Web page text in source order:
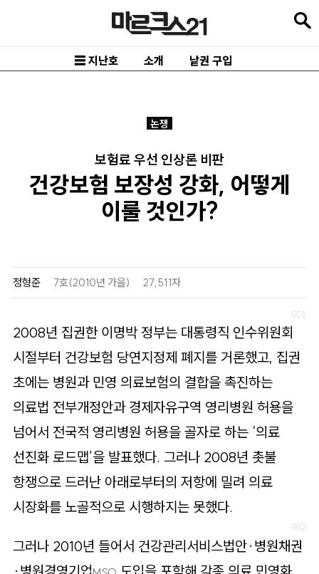
로
☰ 지난호 소개 낱권 구입
논쟁
보험료 우선 인상론 비판
건강보험 보장성 강화, 어떻게
이룰 것인가?
정형준 7호(2010년 가을) 27,511자
2008년 집권한 이명박 정부는 대통령직 인수위원회
시절부터 건강보험 당연지정제 폐지를 거론했고, 집권
초에는 병원과 민영 의료보험의 결합을 촉진하는
의료법 전부개정안과 경제자유구역 영리병원 허용을
넘어서 전국적 영리병원 허용을 골자로 하는 ‘의료
선진화 로드맵’을 발표했다. 그러나 2008년 촛불
항쟁으로 드러난 아래로부터의 저항에 밀려 의료
시장화를 노골적으로 시행하지는 못했다.
그러나 2010년 들어서 건강관리서비스법안·병원채권